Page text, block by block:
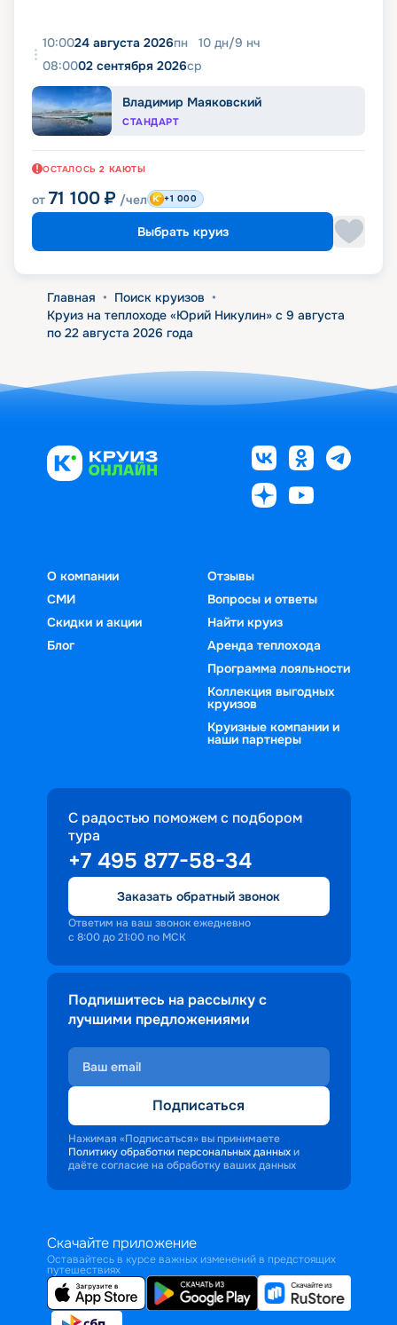
10:0024 августа 2026пн 10 дн/9 нч
08:0002 сентября 2026ср
Владимир Маяковский
СТАНДАРТ
ОСТАЛОСЬ 2 КАЮТЫ
от 71 100 ₽ /чел +1 000
Выбрать круиз
Главная • Поиск круизов •
Круиз на теплоходе «Юрий Никулин» с 9 августа
по 22 августа 2026 года
О компании
СМИ
Скидки и акции
Блог
Отзывы
Вопросы и ответы
Найти круиз
Аренда теплохода
Программа лояльности
Коллекция выгодных
круизов
Круизные компании и
наши партнеры
С радостью поможем с подбором
тура
+7 495 877-58-34
Заказать обратный звонок
Ответим на ваш звонок ежедневно
с 8:00 до 21:00 по МСК
Подпишитесь на рассылку с
лучшими предложениями
Подписаться
Нажимая «Подписаться» вы принимаете
Политику обработки персональных данных и
даёте согласие на обработку ваших данных
Скачайте приложение
Оставайтесь в курсе важных изменений в предстоящих
путешествиях